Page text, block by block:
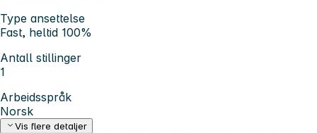
Type ansettelse
Fast, heltid 100%
Antall stillinger
1
Arbeidsspråk
Norsk
Vis flere detaljer